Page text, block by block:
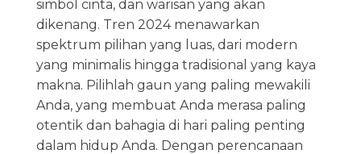
simbol cinta, dan warisan yang akan
dikenang. Tren 2024 menawarkan
spektrum pilihan yang luas, dari modern
yang minimalis hingga tradisional yang kaya
makna. Pilihlah gaun yang paling mewakili
Anda, yang membuat Anda merasa paling
otentik dan bahagia di hari paling penting
dalam hidup Anda. Dengan perencanaan